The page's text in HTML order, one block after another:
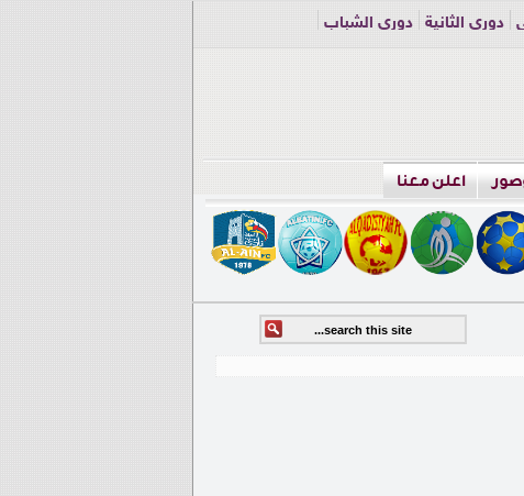
دوري الثانية
دوري الشباب
اعلن معنا